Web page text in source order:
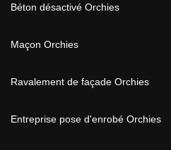
Béton désactivé Orchies
Maçon Orchies
Ravalement de façade Orchies
Entreprise pose d'enrobé Orchies